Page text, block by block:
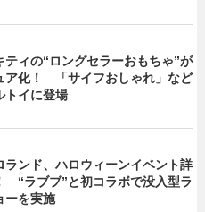
ティの“ロングセラーおもちゃ”が
ア化！ 「サイフおしゃれ」など
トイに登場
ランド、ハロウィーンイベント詳
“ラブブ”と初コラボで没入型ラ
ーを実施